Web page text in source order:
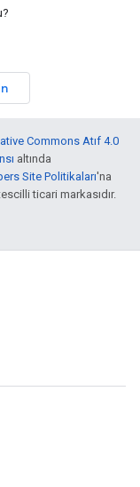
Commons Atıf 4.0
altında
Site Politikaları'na
ticari markasıdır.